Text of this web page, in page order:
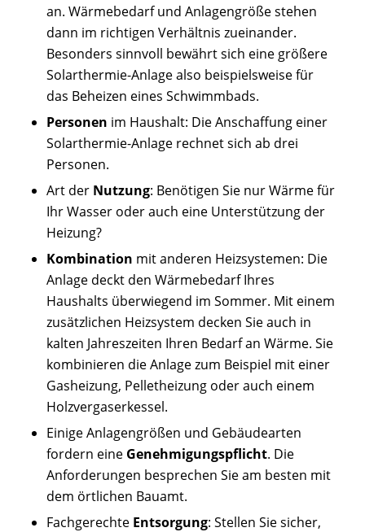
an. Wärmebedarf und Anlagengröße stehen
dann im richtigen Verhältnis zueinander.
Besonders sinnvoll bewährt sich eine größere
Solarthermie-Anlage also beispielsweise für
das Beheizen eines Schwimmbads.
Personen im Haushalt: Die Anschaffung einer
Solarthermie-Anlage rechnet sich ab drei
Personen.
Art der Nutzung: Benötigen Sie nur Wärme für
Ihr Wasser oder auch eine Unterstützung der
Heizung?
Kombination mit anderen Heizsystemen: Die
Anlage deckt den Wärmebedarf Ihres
Haushalts überwiegend im Sommer. Mit einem
zusätzlichen Heizsystem decken Sie auch in
kalten Jahreszeiten Ihren Bedarf an Wärme. Sie
kombinieren die Anlage zum Beispiel mit einer
Gasheizung, Pelletheizung oder auch einem
Holzvergaserkessel.
Einige Anlagengrößen und Gebäudearten
fordern eine Genehmigungspflicht. Die
Anforderungen besprechen Sie am besten mit
dem örtlichen Bauamt.
Fachgerechte Entsorgung: Stellen Sie sicher,